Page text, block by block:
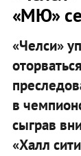
«МЮ»
«Челси»
в
сыграв
«Халл